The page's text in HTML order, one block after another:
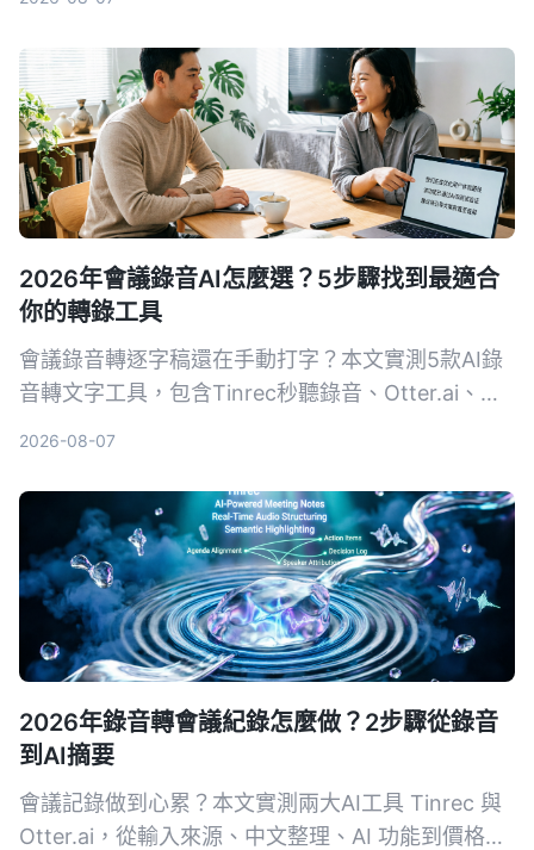
2026年會議錄音AI怎麼選？5步驟找到最適合
你的轉錄工具
會議錄音轉逐字稿還在手動打字？本文實測5款AI錄
音轉文字工具，包含Tinrec秒聽錄音、Otter.ai、
的會議記錄幫手。
2026-08-07
2026年錄音轉會議紀錄怎麼做？2步驟從錄音
到AI摘要
會議記錄做到心累？本文實測兩大AI工具 Tinrec 與
Otter.ai，從輸入來源、中文整理、AI 功能到價格方